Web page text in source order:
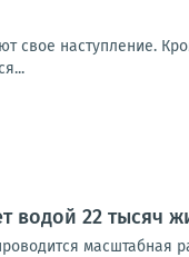
свое наступление.
водой 22 тысяч
масштабная